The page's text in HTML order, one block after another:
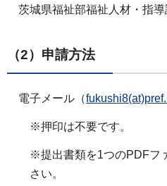
茨城県福祉部福祉人材・指
（2）申請方法
電子メール（
※押印は不要です。
※提出書類を1つのPDFフ
さい。